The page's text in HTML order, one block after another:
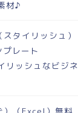
材♪
タイリッシュ）
プレート
リッシュなビジネ